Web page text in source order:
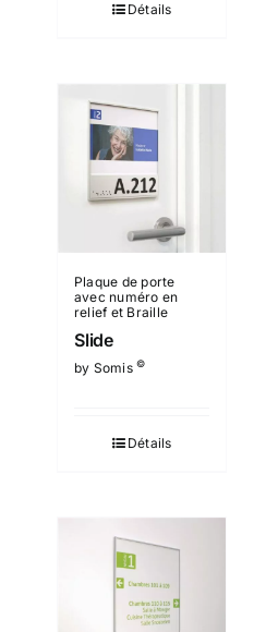
Détails
Plaque de porte
avec numéro en
relief et Braille
Slide
by Somis©
Détails